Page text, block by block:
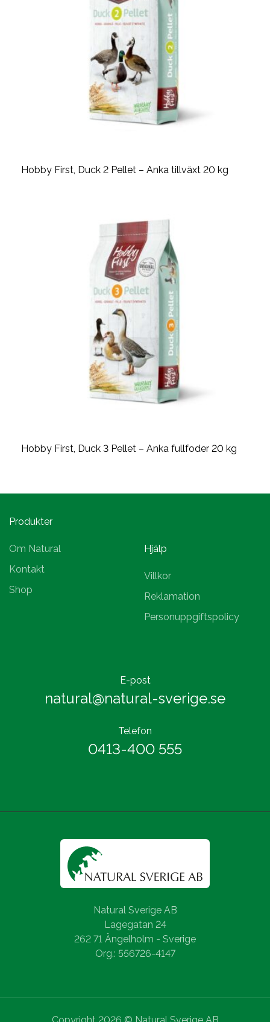
Hobby First, Duck 2 Pellet – Anka tillväxt 20 kg
Hobby First, Duck 3 Pellet – Anka fullfoder 20 kg
Produkter
Om Natural
Kontakt
Shop
Hjälp
Villkor
Reklamation
Personuppgiftspolicy
E-post
natural@natural-sverige.se
Telefon
0413-400 555
Natural Sverige AB
Lagegatan 24
262 71 Ängelholm - Sverige
Org.: 556726-4147
Copyright 2026 © Natural Sverige AB